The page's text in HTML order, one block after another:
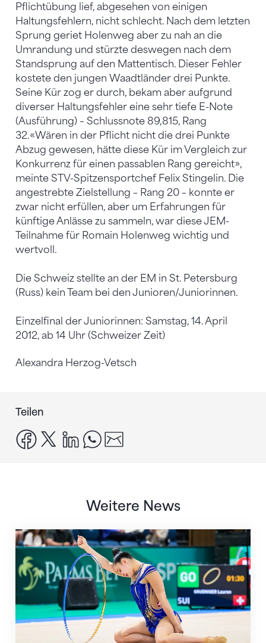
Pflichtübung lief, abgesehen von einigen
Haltungsfehlern, nicht schlecht. Nach dem letzten
Sprung geriet Holenweg aber zu nah an die
Umrandung und stürzte deswegen nach dem
Standsprung auf den Mattentisch. Dieser Fehler
kostete den jungen Waadtländer drei Punkte.
Seine Kür zog er durch, bekam aber aufgrund
diverser Haltungsfehler eine sehr tiefe E-Note
(Ausführung) – Schlussnote 89,815, Rang
32.«Wären in der Pflicht nicht die drei Punkte
Abzug gewesen, hätte diese Kür im Vergleich zur
Konkurrenz für einen passablen Rang gereicht»,
meinte STV-Spitzensportchef Felix Stingelin. Die
angestrebte Zielstellung – Rang 20 – konnte er
zwar nicht erfüllen, aber um Erfahrungen für
künftige Anlässe zu sammeln, war diese JEM-
Teilnahme für Romain Holenweg wichtig und
wertvoll.
Die Schweiz stellte an der EM in St. Petersburg
(Russ) kein Team bei den Junioren/Juniorinnen.
Einzelfinal der Juniorinnen: Samstag, 14. April
2012, ab 14 Uhr (Schweizer Zeit)
Alexandra Herzog-Vetsch
Teilen
facebook
x linkedinwhatsapp
Weitere News
Nächster Halt: Weltmeisterschaft